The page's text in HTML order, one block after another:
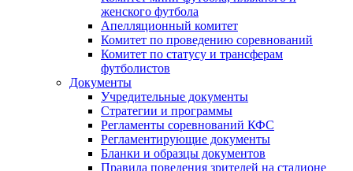
женского футбола
Апелляционный комитет
Комитет по проведению соревнований
Комитет по статусу и трансферам
футболистов
Документы
Учредительные документы
Стратегии и программы
Регламенты соревнований КФС
Регламентирующие документы
Бланки и образцы документов
Правила поведения зрителей на стадионе